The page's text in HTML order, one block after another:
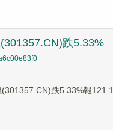
跌5.33%
跌5.33%報